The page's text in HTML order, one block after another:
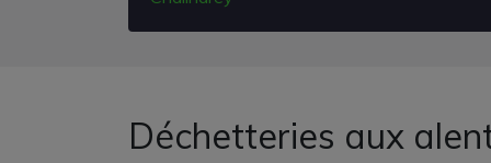
Déchetteries aux